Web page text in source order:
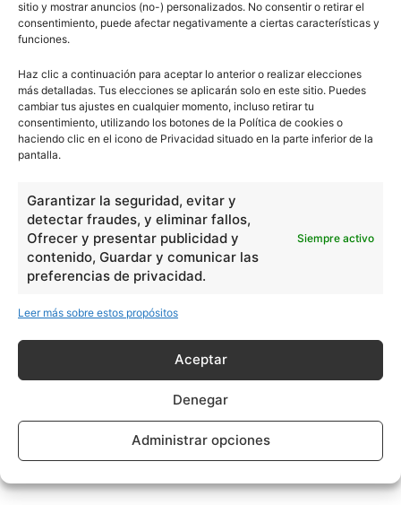
sitio y mostrar anuncios (no-) personalizados. No consentir o retirar el
consentimiento, puede afectar negativamente a ciertas características y
funciones.
Haz clic a continuación para aceptar lo anterior o realizar elecciones
más detalladas. Tus elecciones se aplicarán solo en este sitio. Puedes
cambiar tus ajustes en cualquier momento, incluso retirar tu
consentimiento, utilizando los botones de la Política de cookies o
haciendo clic en el icono de Privacidad situado en la parte inferior de la
pantalla.
Garantizar la seguridad, evitar y
detectar fraudes, y eliminar fallos,
Ofrecer y presentar publicidad y
contenido, Guardar y comunicar las
preferencias de privacidad.
Siempre activo
Leer más sobre estos propósitos
Aceptar
Denegar
Administrar opciones